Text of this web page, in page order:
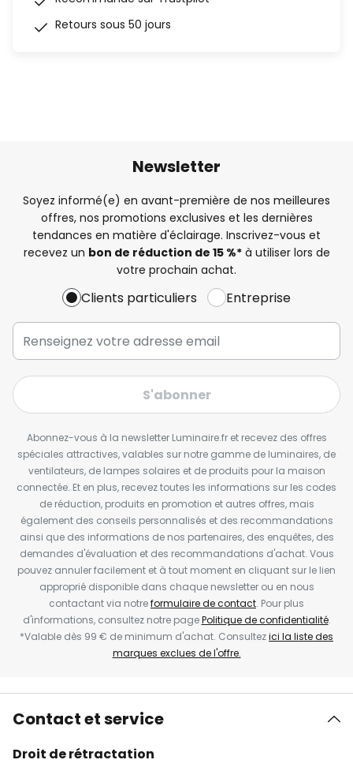
Retours sous 50 jours
Newsletter
Soyez informé(e) en avant-première de nos meilleures
offres, nos promotions exclusives et les dernières
tendances en matière d'éclairage. Inscrivez-vous et
recevez un bon de réduction de 15 %*à utiliser lors de
votre prochain achat.
Clients particuliers Entreprise
S'abonner
Abonnez-vous à la newsletter Luminaire.fr et recevez des offres
spéciales attractives, valables sur notre gamme de luminaires, de
ventilateurs, de lampes solaires et de produits pour la maison
connectée. Et en plus, recevez toutes les informations sur les codes
de réduction, produits en promotion et autres offres, mais
également des conseils personnalisés et des recommandations
ainsi que des informations de nos partenaires, des enquêtes, des
demandes d'évaluation et des recommandations d'achat. Vous
pouvez annuler facilement et à tout moment en cliquant sur le lien
approprié disponible dans chaque newsletter ou en nous
contactant via notreformulaire de contact. Pour plus
d'informations, consultez notre pagePolitique de confidentialité.
*Valable dès 99 € de minimum d'achat. Consultezici la liste des
marques exclues de l'offre.
Contact et service
Droit de rétractation